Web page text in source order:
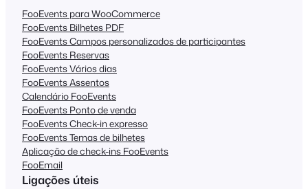
FooEvents para WooCommerce
FooEvents Bilhetes PDF
FooEvents Campos personalizados de participantes
FooEvents Reservas
FooEvents Vários dias
FooEvents Assentos
Calendário FooEvents
FooEvents Ponto de venda
FooEvents Check-in expresso
FooEvents Temas de bilhetes
Aplicação de check-ins FooEvents
FooEmail
Ligações úteis